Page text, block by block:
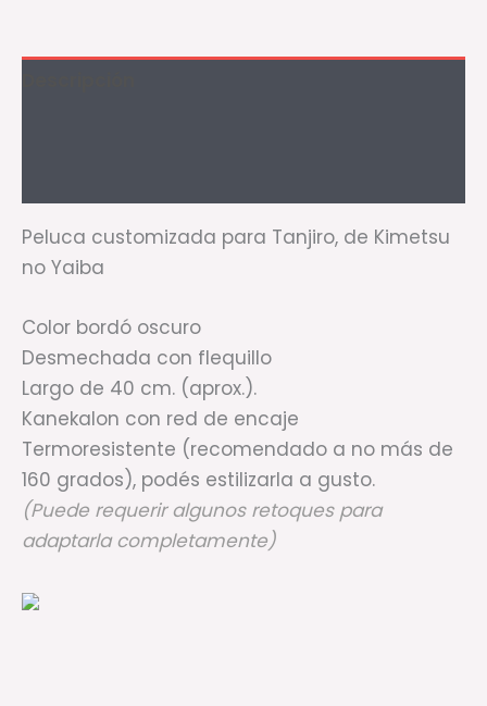
Peluca customizada para Tanjiro, de Kimetsu
no Yaiba
Color bordó oscuro
Desmechada con flequillo
Largo de 40 cm. (aprox.).
Kanekalon con red de encaje
Termoresistente (recomendado a no más de
160 grados), podés estilizarla a gusto.
(Puede requerir algunos retoques para
adaptarla completamente)